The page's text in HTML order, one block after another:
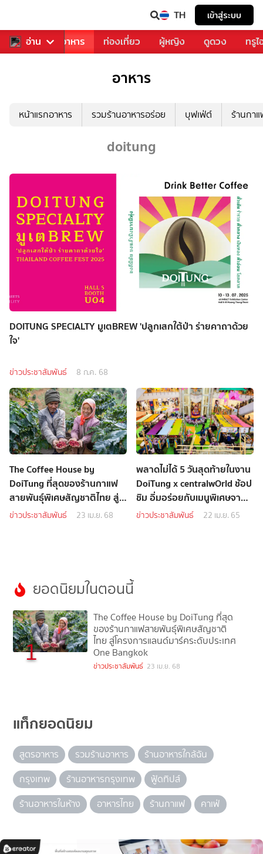
TH เข้าสู่ระบบ
อ่าน
การเพลง อาหาร ท่องเที่ยว ผู้หญิง ดูดวง ทรู
อาหาร
หน้าแรกอาหาร รวมร้านอาหารอร่อย บุฟเฟ่ต์ ร้านกา
doitung
DOITUNG SPECIALTY มูเตBREW 'ปลูกเสกใต้ป่า ร่ายคาถาด้วย
ใจ'
ข่าวประชาสัมพันธ์ 8 ก.ค. 68
The Coffee House by
DoiTung ที่สุดของร้านกาแฟ
สายพันธุ์พิเศษสัญชาติไทย สู่
โครงการแลนด์มาร์คระดับ
ข่าวประชาสัมพันธ์ 23 เม.ย. 68
พลาดไม่ได้ 5 วันสุดท้ายในงาน
DoiTung x centralwOrld ช้อป
ชิม อิ่มอร่อยกับเมนูพิเศษจาก
ดอยตุงสู่ใจกลางเมือง
ข่าวประชาสัมพันธ์ 22 เม.ย. 65
ยอดนิยมในตอนนี้
1
The Coffee House by DoiTung ที่สุด
ของร้านกาแฟสายพันธุ์พิเศษสัญชาติ
ไทย สู่โครงการแลนด์มาร์คระดับประเทศ
One Bangkok
ข่าวประชาสัมพันธ์ 23 เม.ย. 68
แท็กยอดนิยม
สูตรอาหาร รวมร้านอาหาร
ร้านอาหารใกล้ฉัน
กรุงเทพ
ร้านอาหารกรุงเทพ
ฟู้ดทิปส์
ร้านอาหารในห้าง
อาหารไทย ร้านกาแฟ คาเฟ่